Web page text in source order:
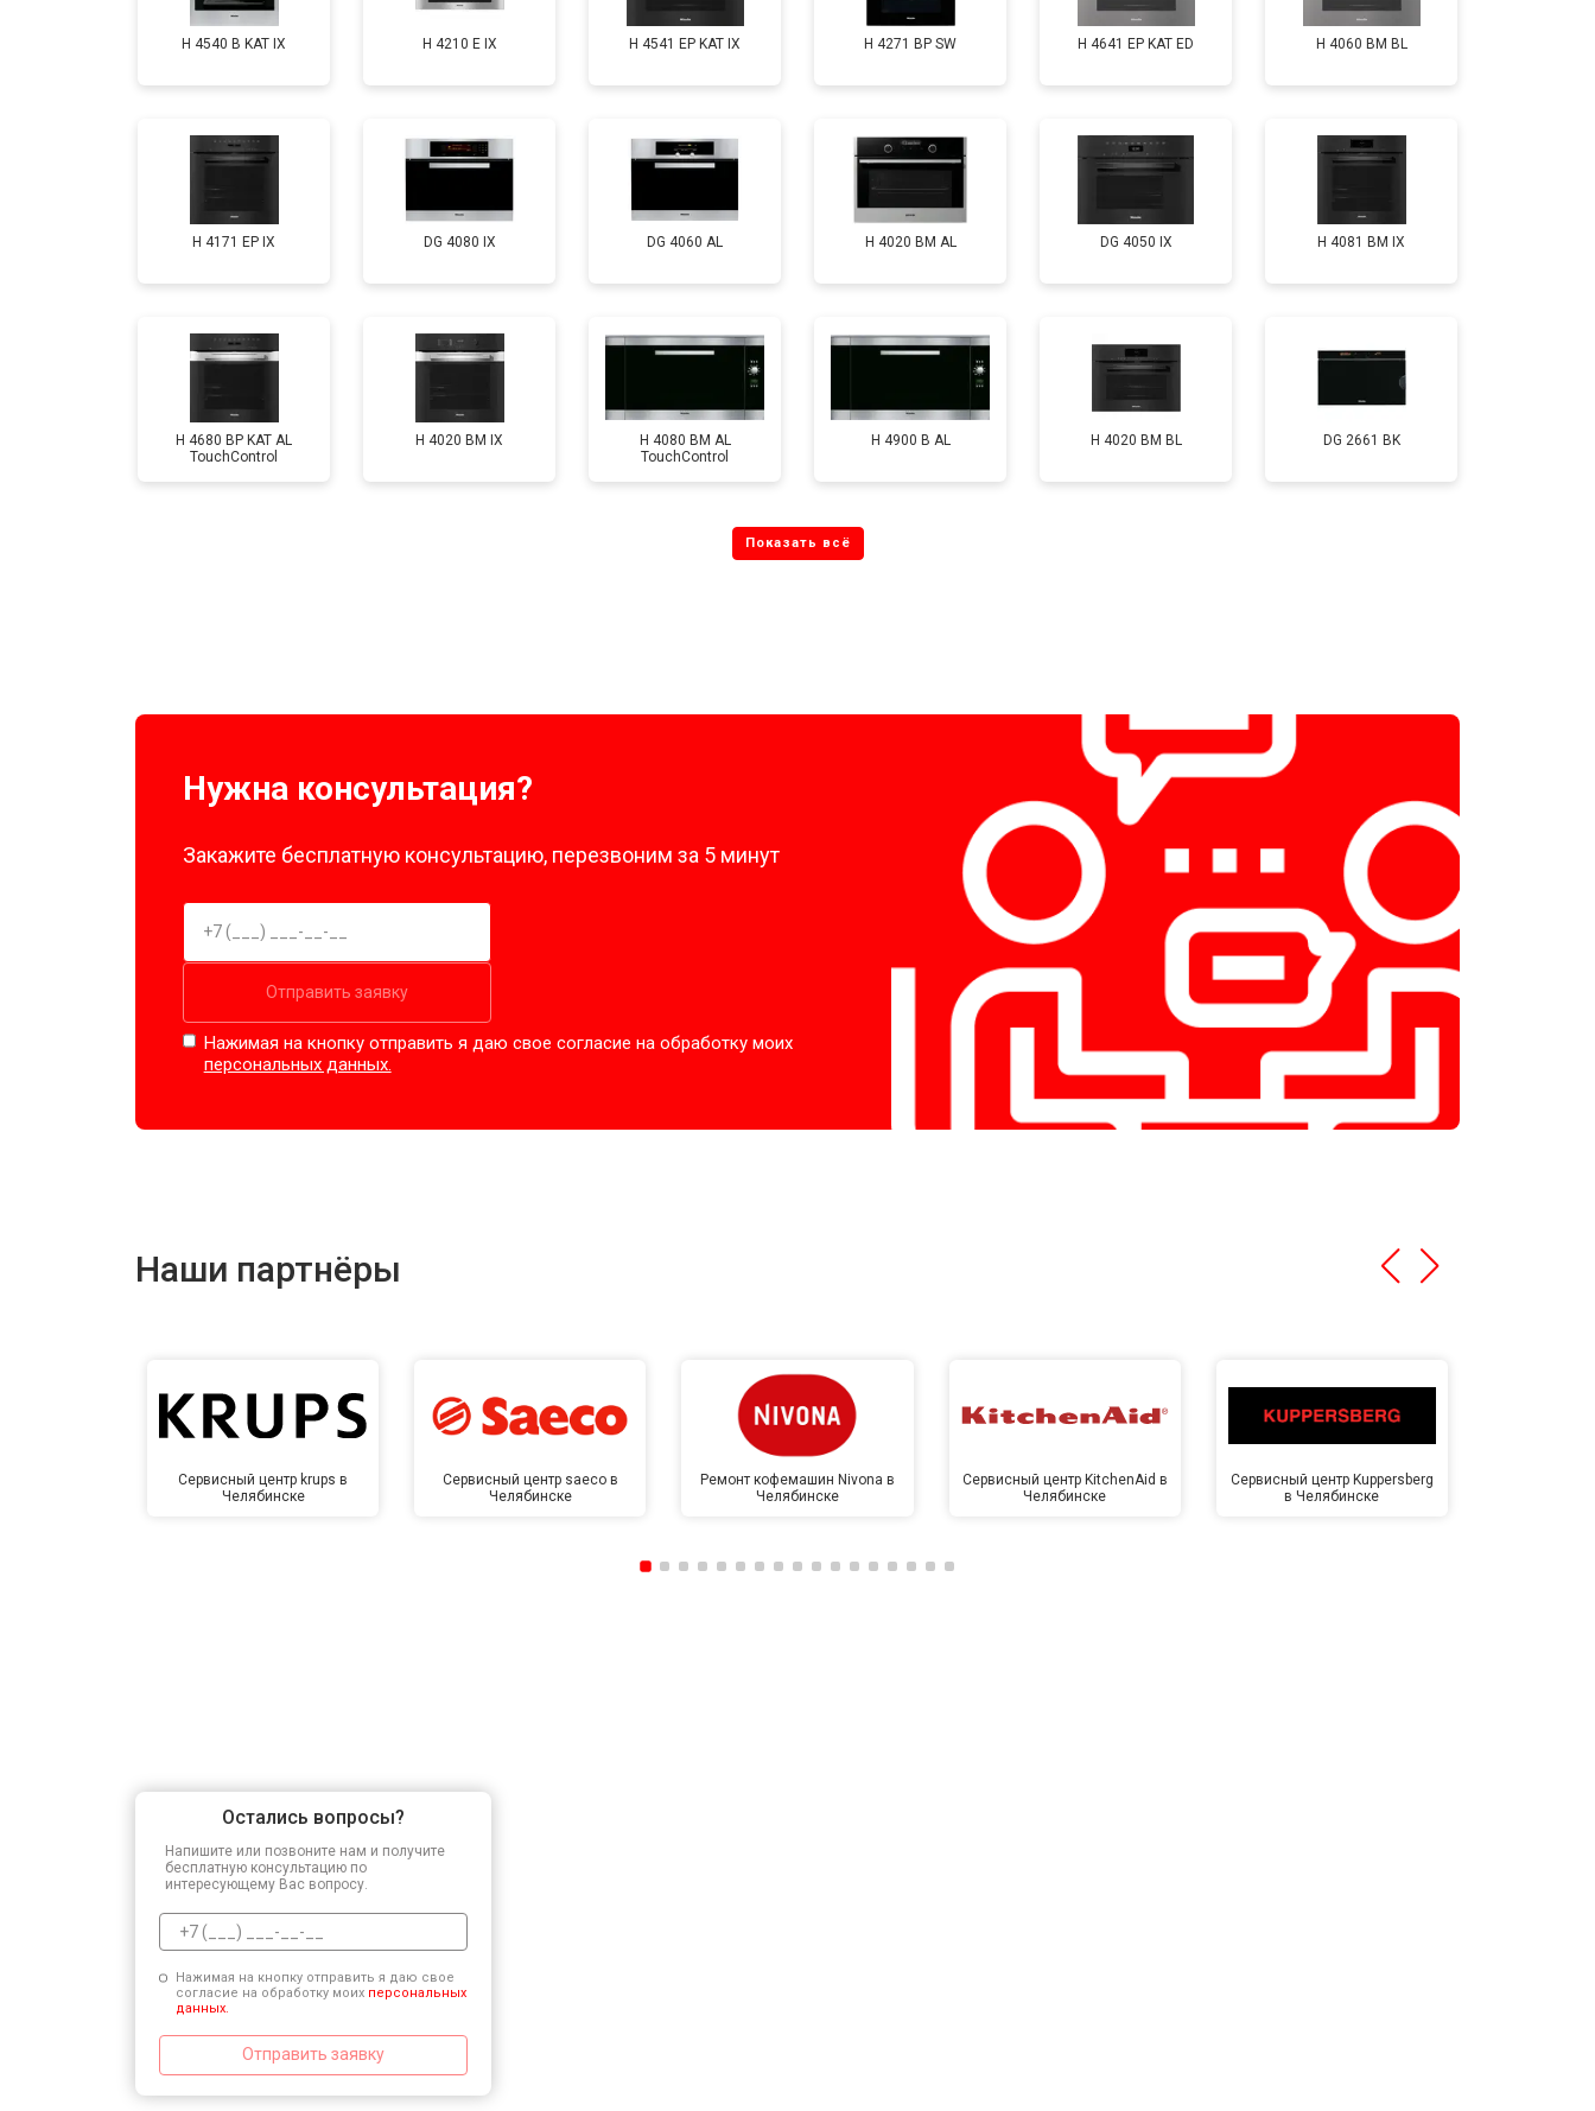
H 4540 B KAT IX H 4210 E IX H 4541 EP KAT IX H 4271 BP SW H 4641 EP KAT ED H 4060 BM BL
H 4171 EP IX DG 4080 IX DG 4060 AL H 4020 BM AL DG 4050 IX H 4081 ВМ IX
H 4680 BP KAT AL
TouchControl
H 4020 BM IX
H 4080 BM AL
TouchControl
H 4900 B AL H 4020 BM BL DG 2661 BK
Нужна консультация?
Закажите бесплатную консультацию, перезвоним за 5 минут
Отправить заявку
Нажимая на кнопку отправить я даю свое согласие на обработку моих
персональных данных.
Наши партнёры
Сервисный центр krups в
Челябинске
Сервисный центр saeco в
Челябинске
Ремонт кофемашин Nivona в
Челябинске
Сервисный центр KitchenAid в
Челябинске
Сервисный центр Kuppersberg
в Челябинске
Остались вопросы?
Напишите или позвоните нам и получите
бесплатную консультацию по
интересующему Вас вопросу.
Нажимая на кнопку отправить я даю свое
согласие на обработку моих персональных
данных.
Отправить заявку